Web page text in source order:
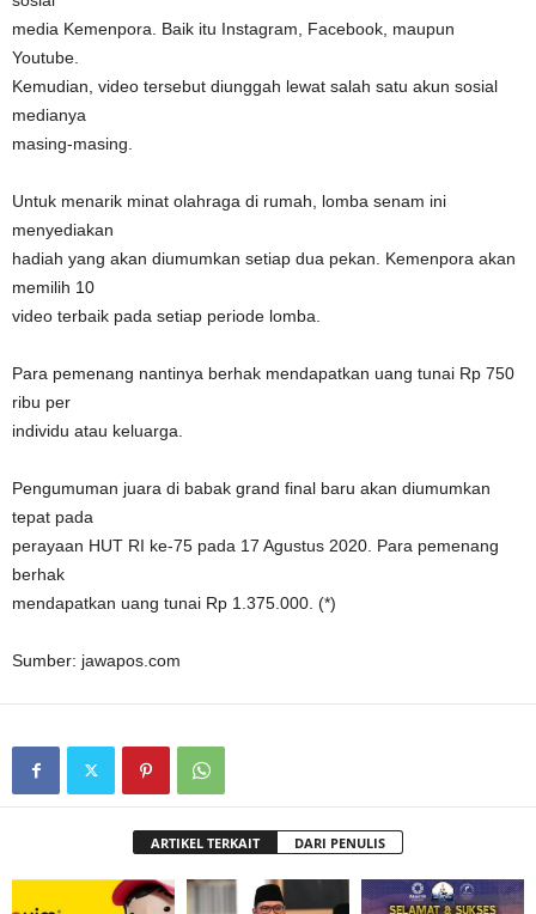
media Kemenpora. Baik itu Instagram, Facebook, maupun
Youtube.
Kemudian, video tersebut diunggah lewat salah satu akun sosial
medianya
masing-masing.
Untuk menarik minat olahraga di rumah, lomba senam ini
menyediakan
hadiah yang akan diumumkan setiap dua pekan. Kemenpora akan
memilih 10
video terbaik pada setiap periode lomba.
Para pemenang nantinya berhak mendapatkan uang tunai Rp 750
ribu per
individu atau keluarga.
Pengumuman juara di babak grand final baru akan diumumkan
tepat pada
perayaan HUT RI ke-75 pada 17 Agustus 2020. Para pemenang
berhak
mendapatkan uang tunai Rp 1.375.000. (*)
Sumber: jawapos.com
ARTIKEL TERKAIT DARI PENULIS